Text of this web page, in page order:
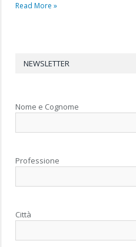
Read More »
NEWSLETTER
Nome e Cognome
Professione
Città